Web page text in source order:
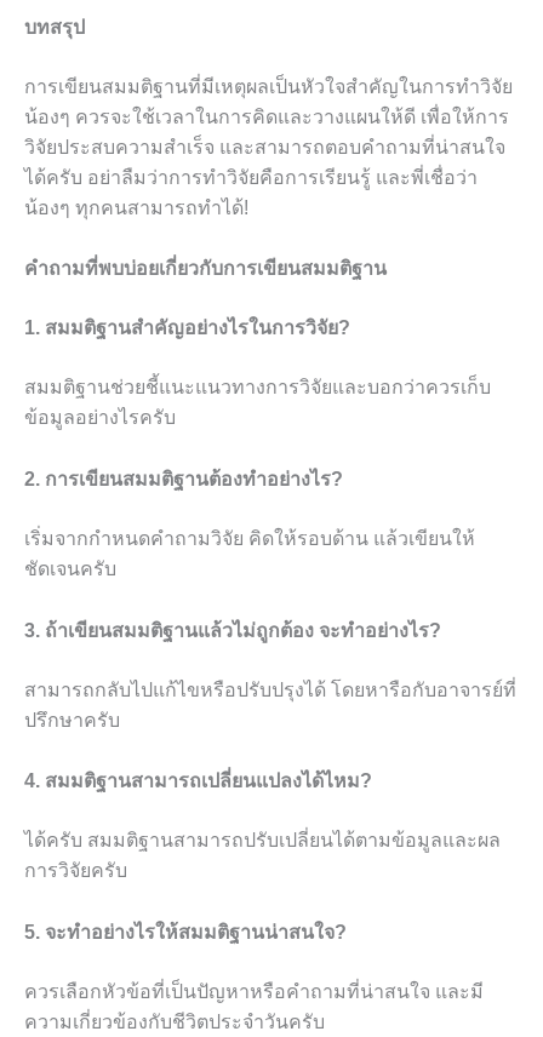
บทสรุป
การเขียนสมมติฐานที่มีเหตุผลเป็นหัวใจสำคัญในการทำวิจัย
น้องๆ ควรจะใช้เวลาในการคิดและวางแผนให้ดี เพื่อให้การ
วิจัยประสบความสำเร็จ และสามารถตอบคำถามที่น่าสนใจ
ได้ครับ อย่าลืมว่าการทำวิจัยคือการเรียนรู้ และพี่เชื่อว่า
น้องๆ ทุกคนสามารถทำได้!
คำถามที่พบบ่อยเกี่ยวกับการเขียนสมมติฐาน
1. สมมติฐานสำคัญอย่างไรในการวิจัย?
สมมติฐานช่วยชี้แนะแนวทางการวิจัยและบอกว่าควรเก็บ
ข้อมูลอย่างไรครับ
2. การเขียนสมมติฐานต้องทำอย่างไร?
เริ่มจากกำหนดคำถามวิจัย คิดให้รอบด้าน แล้วเขียนให้
ชัดเจนครับ
3. ถ้าเขียนสมมติฐานแล้วไม่ถูกต้อง จะทำอย่างไร?
สามารถกลับไปแก้ไขหรือปรับปรุงได้ โดยหารือกับอาจารย์ที่
ปรึกษาครับ
4. สมมติฐานสามารถเปลี่ยนแปลงได้ไหม?
ได้ครับ สมมติฐานสามารถปรับเปลี่ยนได้ตามข้อมูลและผล
การวิจัยครับ
5. จะทำอย่างไรให้สมมติฐานน่าสนใจ?
ควรเลือกหัวข้อที่เป็นปัญหาหรือคำถามที่น่าสนใจ และมี
ความเกี่ยวข้องกับชีวิตประจำวันครับ